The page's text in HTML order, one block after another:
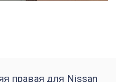
правая для Nissan